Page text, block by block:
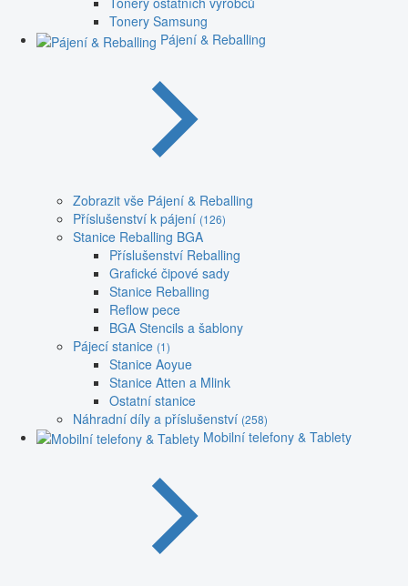
Tonery Samsung
Pájení & Reballing
Zobrazit vše Pájení & Reballing
Příslušenství k pájení (126)
Stanice Reballing BGA
Příslušenství Reballing
Grafické čipové sady
Stanice Reballing
Reflow pece
BGA Stencils a šablony
Pájecí stanice (1)
Stanice Aoyue
Stanice Atten a Mlink
Ostatní stanice
Náhradní díly a příslušenství (258)
Mobilní telefony & Tablety